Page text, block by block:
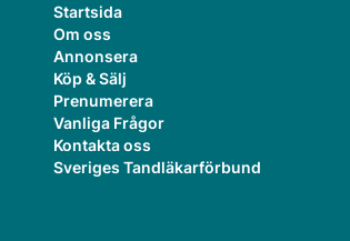
Startsida
Om oss
Annonsera
Köp & Sälj
Prenumerera
Vanliga Frågor
Kontakta oss
Sveriges Tandläkarförbund